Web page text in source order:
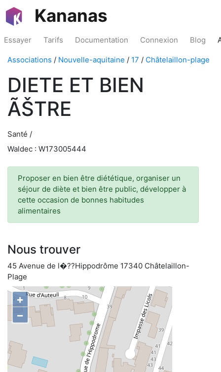
Kananas
Essayer Tarifs Documentation Connexion Blog
Associations / Nouvelle-aquitaine / 17 / Châtelaillon-plage
DIETE ET BIEN
ÃŠTRE
Santé /
Waldec : W173005444
Proposer en bien être diététique, organiser un
séjour de diète et bien être public, développer à
cette occasion de bonnes habitudes
alimentaires
Nous trouver
45 Avenue de l�??Hippodrôme 17340 Châtelaillon-
Plage
+
−